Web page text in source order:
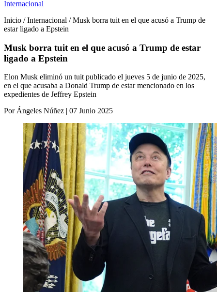
Internacional
Inicio / Internacional / Musk borra tuit en el que acusó a Trump de
estar ligado a Epstein
Musk borra tuit en el que acusó a Trump de estar
ligado a Epstein
Elon Musk eliminó un tuit publicado el jueves 5 de junio de 2025,
en el que acusaba a Donald Trump de estar mencionado en los
expedientes de Jeffrey Epstein
Por Ángeles Núñez | 07 Junio 2025